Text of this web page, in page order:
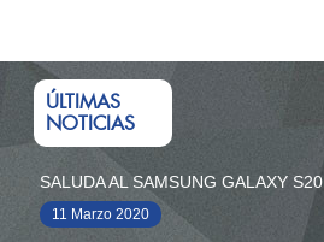
ÚLTIMAS
NOTICIAS
SALUDA AL SAMSUNG GALAXY S20
11 Marzo 2020